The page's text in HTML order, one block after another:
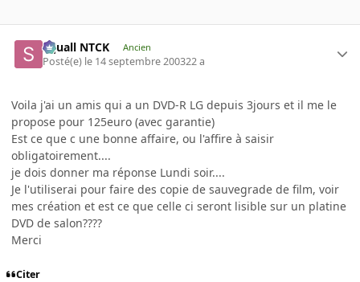
Squall NTCK Ancien
Posté(e) le 14 septembre 200322 a
Voila j'ai un amis qui a un DVD-R LG depuis 3jours et il me le
propose pour 125euro (avec garantie)
Est ce que c une bonne affaire, ou l'affire à saisir
obligatoirement....
je dois donner ma réponse Lundi soir....
Je l'utiliserai pour faire des copie de sauvegrade de film, voir
mes création et est ce que celle ci seront lisible sur un platine
DVD de salon????
Merci
Citer